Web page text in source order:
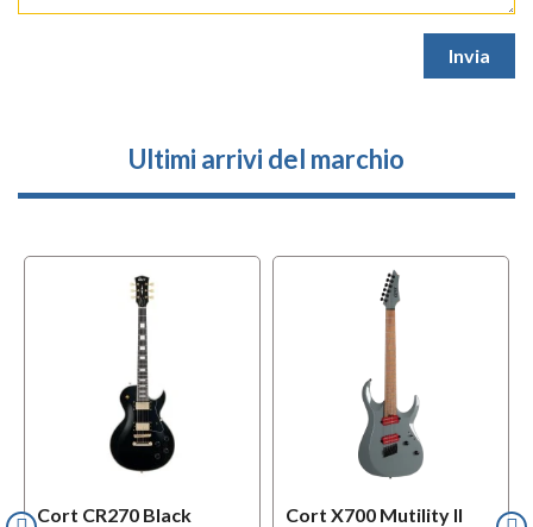
Ultimi arrivi del marchio
Cort CR270 Black Cort X700 Mutility II